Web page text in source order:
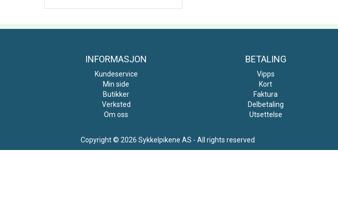
INFORMASJON
Kundeservice
Min side
Butikker
Verksted
Om oss
BETALING
Vipps
Kort
Faktura
Delbetaling
Utsettelse
Copyright © 2026 Sykkelpikene AS - All rights reserved